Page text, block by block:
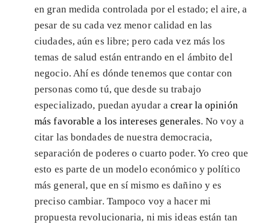
en gran medida controlada por el estado; el aire, a
pesar de su cada vez menor calidad en las
ciudades, aún es libre; pero cada vez más los
temas de salud están entrando en el ámbito del
negocio. Ahí es dónde tenemos que contar con
personas como tú, que desde su trabajo
especializado, puedan ayudar acrear la opinión
más favorable a los intereses generales. No voy a
citar las bondades de nuestra democracia,
separación de poderes o cuarto poder. Yo creo que
esto es parte de un modelo económico y político
más general, que en sí mismo es dañino y es
preciso cambiar. Tampoco voy a hacer mi
propuesta revolucionaria, ni mis ideas están tan